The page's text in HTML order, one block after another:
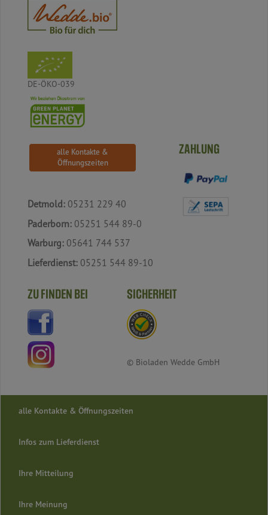
DE-ÖKO-039
alle Kontakte &
Öffnungszeiten
Detmold: 05231 229 40
Paderborn: 05251 544 89-0
Warburg: 05641 744 537
Lieferdienst: 05251 544 89-10
ZAHLUNG
ZU FINDEN BEI SICHERHEIT
© Bioladen Wedde GmbH
alle Kontakte & Öffnungszeiten
Infos zum Lieferdienst
Ihre Mitteilung
Ihre Meinung